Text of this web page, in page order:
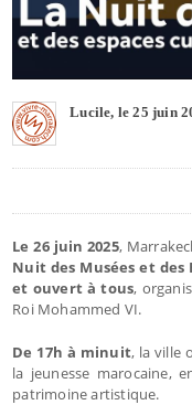
Lucile, le 25 juin
Le 26 juin 2025,
Nuit des Musées et des
et ouvert à tous,
Roi Mohammed VI.
De 17h à minuit, la ville
la jeunesse marocaine,
patrimoine artistique.